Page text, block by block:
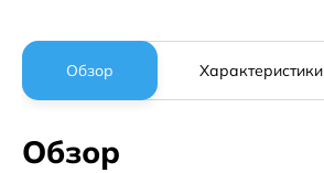
Обзор Характеристики
Обзор